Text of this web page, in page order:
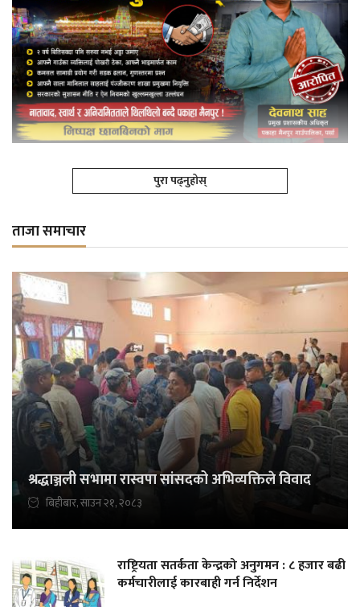
पुरा पढ्नुहोस्
ताजा समाचार
श्रद्धाञ्जली सभामा रास्वपा सांसदको अभिव्यक्तिले विवाद
बिहीबार, साउन २१, २०८३
राष्ट्रियता सतर्कता केन्द्रको अनुगमन : ८ हजार बढी
कर्मचारीलाई कारबाही गर्न निर्देशन